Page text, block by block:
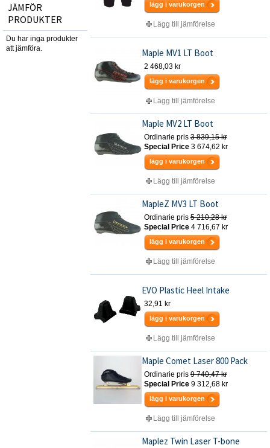
lägg i varukorgen
Lägg till jämförelse
Maple MV1 LT Boot
2 468,03 kr
lägg i varukorgen
Lägg till jämförelse
Maple MV2 LT Boot
Ordinarie pris 3 839,15 kr
Special Price 3 674,62 kr
lägg i varukorgen
Lägg till jämförelse
MapleZ MV3 LT Boot
Ordinarie pris 5 210,28 kr
Special Price 4 716,67 kr
lägg i varukorgen
Lägg till jämförelse
EVO Plastic Heel Intake
32,91 kr
lägg i varukorgen
Lägg till jämförelse
Maple Comet Laser 800 Pack
Ordinarie pris 9 740,47 kr
Special Price 9 312,68 kr
lägg i varukorgen
Lägg till jämförelse
Maplez Twin Laser T-bone
JÄMFÖR
PRODUKTER
Du har inga produkter
att jämföra.